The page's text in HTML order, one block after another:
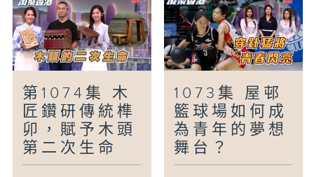
第1074集 木
匠鑽研傳統榫
卯，賦予木頭
第二次生命
1073集 屋邨
籃球場如何成
為青年的夢想
舞台？